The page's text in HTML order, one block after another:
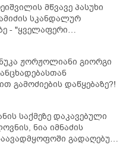
მწვავე პასუხი
სკანდალურ
- "ყველაფერი
კამანში მოკლული
ჟორჟოლიანი გიორგი
გამოძიების დაწყებაზე?!
საქმეზე დაკავებული
ნია იმნაძის
გადაღებულ